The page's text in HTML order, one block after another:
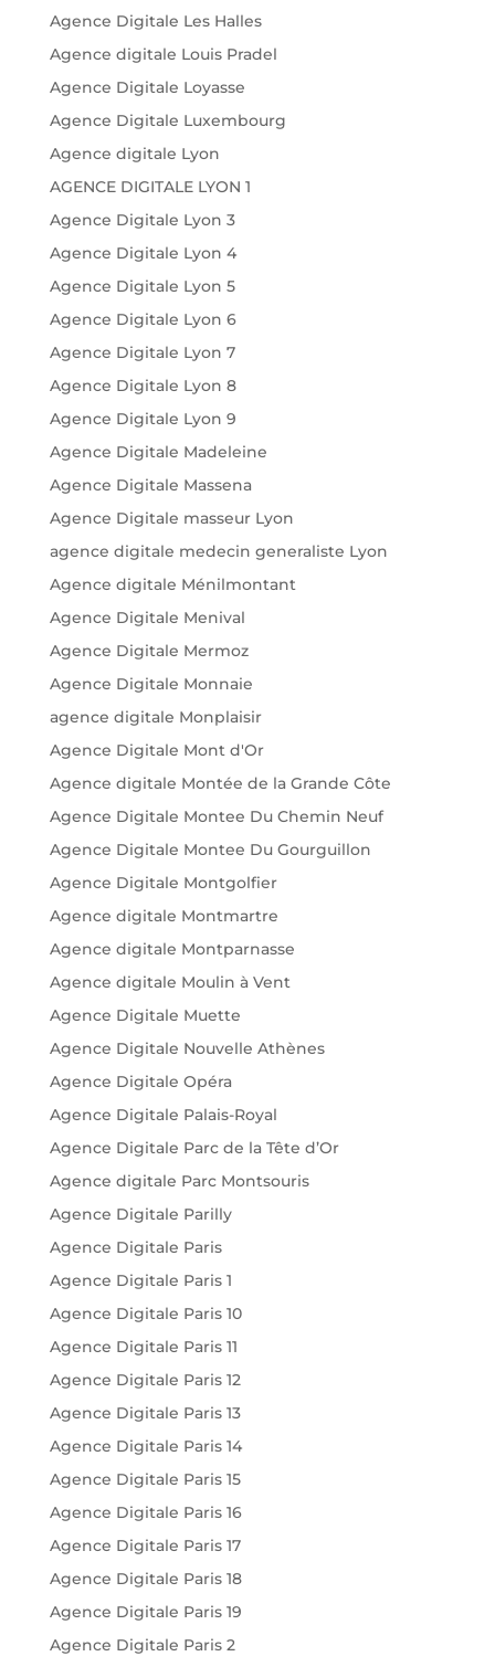
Agence Digitale Les Halles
Agence digitale Louis Pradel
Agence Digitale Loyasse
Agence Digitale Luxembourg
Agence digitale Lyon
AGENCE DIGITALE LYON 1
Agence Digitale Lyon 3
Agence Digitale Lyon 4
Agence Digitale Lyon 5
Agence Digitale Lyon 6
Agence Digitale Lyon 7
Agence Digitale Lyon 8
Agence Digitale Lyon 9
Agence Digitale Madeleine
Agence Digitale Massena
Agence Digitale masseur Lyon
agence digitale medecin generaliste Lyon
Agence digitale Ménilmontant
Agence Digitale Menival
Agence Digitale Mermoz
Agence Digitale Monnaie
agence digitale Monplaisir
Agence Digitale Mont d'Or
Agence digitale Montée de la Grande Côte
Agence Digitale Montee Du Chemin Neuf
Agence Digitale Montee Du Gourguillon
Agence Digitale Montgolfier
Agence digitale Montmartre
Agence digitale Montparnasse
Agence digitale Moulin à Vent
Agence Digitale Muette
Agence Digitale Nouvelle Athènes
Agence Digitale Opéra
Agence Digitale Palais-Royal
Agence Digitale Parc de la Tête d’Or
Agence digitale Parc Montsouris
Agence Digitale Parilly
Agence Digitale Paris
Agence Digitale Paris 1
Agence Digitale Paris 10
Agence Digitale Paris 11
Agence Digitale Paris 12
Agence Digitale Paris 13
Agence Digitale Paris 14
Agence Digitale Paris 15
Agence Digitale Paris 16
Agence Digitale Paris 17
Agence Digitale Paris 18
Agence Digitale Paris 19
Agence Digitale Paris 2